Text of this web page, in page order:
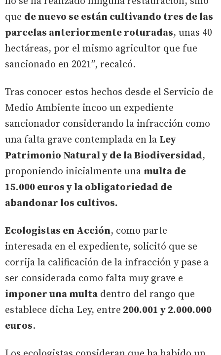
que de nuevo se están cultivando tres de las
parcelas anteriormente roturadas, unas 40
hectáreas, por el mismo agricultor que fue
sancionado en 2021”, recalcó.
Tras conocer estos hechos desde el Servicio de
Medio Ambiente incoo un expediente
sancionador considerando la infracción como
una falta grave contemplada en la Ley
Patrimonio Natural y de la Biodiversidad,
proponiendo inicialmente una multa de
15.000 euros y la obligatoriedad de
abandonar los cultivos.
Ecologistas en Acción, como parte
interesada en el expediente, solicitó que se
corrija la calificación de la infracción y pase a
ser considerada como falta muy grave e
imponer una multa dentro del rango que
establece dicha Ley, entre 200.001 y 2.000.000
euros.